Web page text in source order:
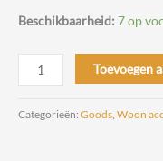
Beschikbaarheid: 7 op
Paperbag
Classic
Design
Toevoegen
Categorieën: Goods Woon